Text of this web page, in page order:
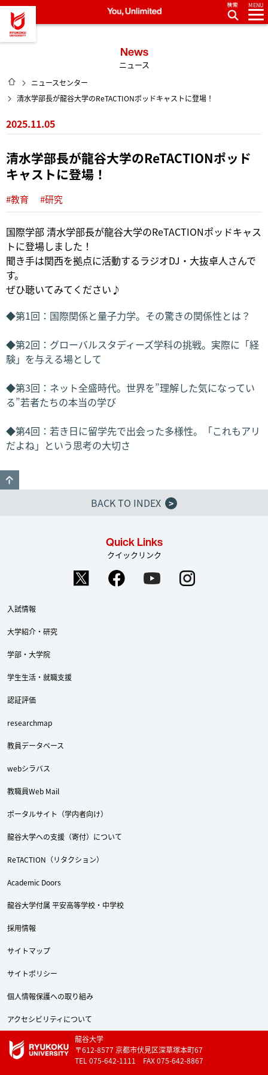
龍谷大学 You, Unlimited
MENU
News
ニュース
HOME
ニュースセンター
清水学部長が龍谷大学のReTACTIONポッドキャストに登場！
2025.11.05
清水学部長が龍谷大学のReTACTIONポッド
キャストに登場！
#教育 #研究
国際学部 清水学部長が龍谷大学のReTACTIONポッドキャス
トに登場しました！
聞き手は関西を拠点に活動するラジオDJ・大抜卓人さんで
す。
ぜひ聴いてみてください♪
◆第1回：国際関係と量子力学。その驚きの関係性とは？
◆第2回：グローバルスタディーズ学科の挑戦。実際に「経
験」を与える場として
◆第3回：ネット全盛時代。世界を”理解した気になってい
る”若者たちの本当の学び
◆第4回：若き日に留学先で出会った多様性。「これもアリ
だよね」という思考の大切さ
BACK TO INDEX
>
Quick Links
クイックリンク
入試情報
大学紹介・研究
学部・大学院
学生生活・就職支援
認証評価
researchmap
教員データベース
webシラバス
教職員Web Mail
ポータルサイト（学内者向け）
龍谷大学への支援（寄付）について
ReTACTION（リタクション）
Academic Doors
龍谷大学付属 平安高等学校・中学校
採用情報
サイトマップ
サイトポリシー
個人情報保護への取り組み
アクセシビリティについて
龍谷大学
〒612-8577 京都市伏見区深草塚本町67
TEL 075-642-1111 FAX 075-642-8867